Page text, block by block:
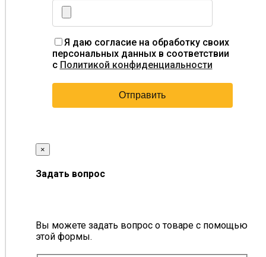
Я даю согласие на обработку своих
персональных данных в соответствии
с Политикой конфиденциальности
×
Задать вопрос
Вы можете задать вопрос о товаре с помощью
этой формы.